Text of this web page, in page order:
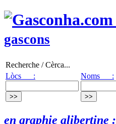
gascons
Recherche / Cèrca...
Lòcs :
Noms :
en graphie alibertine :